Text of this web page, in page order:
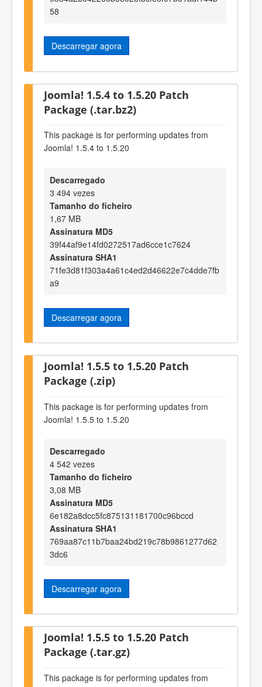
58
Descarregar agora
Joomla! 1.5.4 to 1.5.20 Patch
Package (.tar.bz2)
This package is for performing updates from
Joomla! 1.5.4 to 1.5.20
Descarregado
3 494 vezes
Tamanho do ficheiro
1,67 MB
Assinatura MD5
39f44af9e14fd0272517ad6cce1c7624
Assinatura SHA1
71fe3d81f303a4a61c4ed2d46622e7c4dde7fb
a9
Descarregar agora
Joomla! 1.5.5 to 1.5.20 Patch
Package (.zip)
This package is for performing updates from
Joomla! 1.5.5 to 1.5.20
Descarregado
4 542 vezes
Tamanho do ficheiro
3,08 MB
Assinatura MD5
6e182a8dcc5fc875131181700c96bccd
Assinatura SHA1
769aa87c11b7baa24bd219c78b9861277d62
3dc6
Descarregar agora
Joomla! 1.5.5 to 1.5.20 Patch
Package (.tar.gz)
This package is for performing updates from